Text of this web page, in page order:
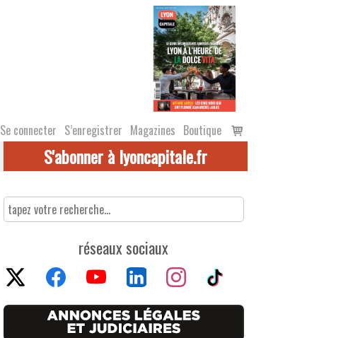
Se connecter S’enregistrer Magazines Boutique
Voir
le
S'abonner à lyoncapitale.fr
réseaux sociaux